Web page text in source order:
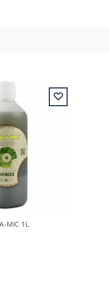
MIC 1L